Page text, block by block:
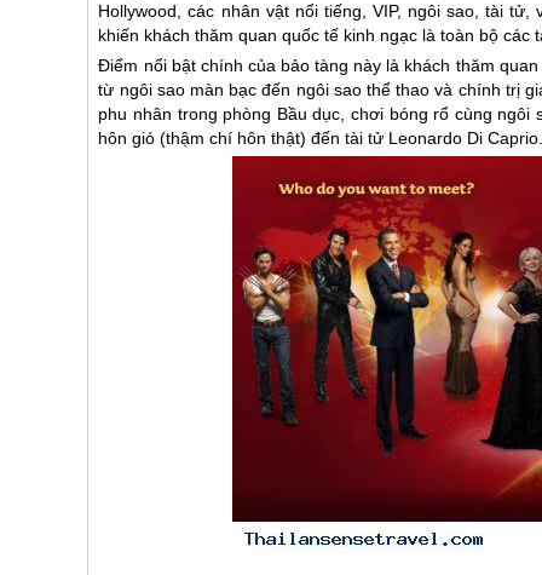
Hollywood, các nhân vật nổi tiếng, VIP, ngôi sao, tài
khiến khách thăm quan quốc tế kinh ngạc là toàn bộ
Điểm nổi bật chính của bảo tàng này là khách thăm
từ ngôi sao màn bạc đến ngôi sao thể thao và chính trị
phu nhân trong phòng Bầu dục, chơi bóng rổ cùng ngôi
hôn gió (thậm chí hôn thật) đến tài tử Leonardo Di